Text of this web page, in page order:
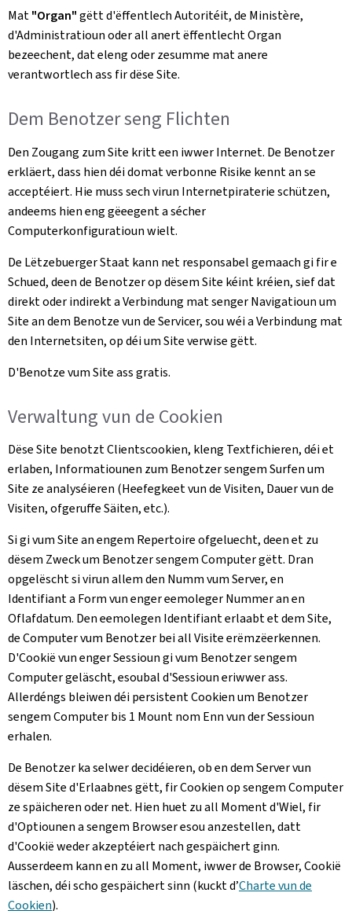
Mat"Organ"gëtt d'ëffentlech Autoritéit, de Ministère,
d'Administratioun oder all anert ëffentlecht Organ
bezeechent, dat eleng oder zesumme mat anere
verantwortlech ass fir dëse Site.
Dem Benotzer seng Flichten
Den Zougang zum Site kritt een iwwer Internet. De Benotzer
erkläert, dass hien déi domat verbonne Risike kennt an se
acceptéiert. Hie muss sech virun Internetpiraterie schützen,
andeems hien eng gëeegent a sécher
Computerkonfiguratioun wielt.
De Lëtzebuerger Staat kann net responsabel gemaach gi fir e
Schued, deen de Benotzer op dësem Site kéint kréien, sief dat
direkt oder indirekt a Verbindung mat senger Navigatioun um
Site an dem Benotze vun de Servicer, sou wéi a Verbindung mat
den Internetsiten, op déi um Site verwise gëtt.
D'Benotze vum Site ass gratis.
Verwaltung vun de Cookien
Dëse Site benotzt Clientscookien, kleng Textfichieren, déi et
erlaben, Informatiounen zum Benotzer sengem Surfen um
Site ze analyséieren (Heefegkeet vun de Visiten, Dauer vun de
Visiten, ofgeruffe Säiten, etc.).
Si gi vum Site an engem Repertoire ofgeluecht, deen et zu
dësem Zweck um Benotzer sengem Computer gëtt. Dran
opgelëscht si virun allem den Numm vum Server, en
Identifiant a Form vun enger eemoleger Nummer an en
Oflafdatum. Den eemolegen Identifiant erlaabt et dem Site,
de Computer vum Benotzer bei all Visite erëmzëerkennen.
D'Cookië vun enger Sessioun gi vum Benotzer sengem
Computer geläscht, esoubal d'Sessioun eriwwer ass.
Allerdéngs bleiwen déi persistent Cookien um Benotzer
sengem Computer bis 1 Mount nom Enn vun der Sessioun
erhalen.
De Benotzer ka selwer decidéieren, ob en dem Server vun
dësem Site d'Erlaabnes gëtt, fir Cookien op sengem Computer
ze späicheren oder net. Hien huet zu all Moment d'Wiel, fir
d'Optiounen a sengem Browser esou anzestellen, datt
d'Cookië weder akzeptéiert nach gespäichert ginn.
Ausserdeem kann en zu all Moment, iwwer de Browser, Cookië
läschen, déi scho gespäichert sinn (kuckt d’Charte vun de
Cookien).